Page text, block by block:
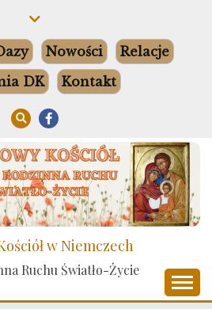
Nowości
Relacje
DK Kontakt
w Niemczech
Ruchu Światło-Życie